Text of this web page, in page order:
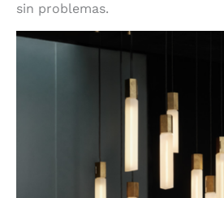
sin problemas.